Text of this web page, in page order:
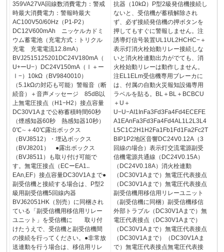
359VA27VA回線数消費電力：警戒
時最大消費電力：警報時最大
AC100V50/60Hz（P1-P2）
DC12V600mAh ニッケルカドミ
ウム蓄電池（充電方式：トリクル
充電 充電電流12.8mA）
BVJ2515125201DC24V180mA（
U+ーU−）DC24V150mA（Ⅰ＋ー
Ⅰ−）10kΩ（BV9840010）
（5.1kΩの対応も可能）警報音（断
続音）＋音声メッセージ 85dB以
上無電圧接点（H1−H2）接点容量
DC30V1Aまで公称蓄積時間60秒
（煙感知器60秒 熱感知器10秒）
0℃∼＋40℃露出ボックス
（BVJ8512）・埋込ボックス
（BVJ8201） ●露出ボックス
（BVJ8511）も取り付け可能で
す。無電圧接点（ECーEA1‥
EAn,EF）接点容量DC30V1Aまで●
副受信機と接続する場合は、P型2
級用副受信機5回線内器
BVJ62051HK（別売）に同梱され
ている「副受信機用移信用リレー
ユニット」を受信機に 取り付
けたうえで、受信機と副受信機間
の接続を行ってください。●非常放
送連動を行う場合は、移信用リレ
抗器（10kΩ）P型2級発信機接続し
ないと、受信機が蓄積解除され
ず、必ず接続発信機の押ボタンを
押してもすぐに警報しません。注
誘導灯信号装置UL1UL2HCHC−＋
表示灯消火栓始動リレー接続しな
いと消火栓連動出力がでても、消
火栓始動リレーは動作しません。
注EL1ELm受信機専用ブレーカに
は、付属の自動火災報知設備専用
ラベルを貼る。BL＋BL＋BCBCU
＋U＋
U−U−AI1InFa3Fd3Fa4Fd4ECEFE
A1EAnFa3Fd3Fa4Fd4AL1L2L3L4
L5C1C2H1H2Fa1Fb1Fd1Fa2Fc2T
BIP1P2地区音響DC24V0.12A（3
回線の場合）表示灯交流電源副受
信機電源共通線（DC24V0.15A）
（DC24V0.18A）消火栓連動
（DC30V1Aまで）無電圧代表接点
（DC30V1Aまで）無電圧代表接点
副受信機用移信用リレーユニット
（副受信機に同梱）副受信機移信
外部トラブル（DC30V1Aまで）無
電圧代表接点（DC30V1Aまで）
（DC30V1Aまで）無電圧代表接点
（DC30V1Aまで）（DC30V1Aま
で）無電圧代表接点無電圧代表接